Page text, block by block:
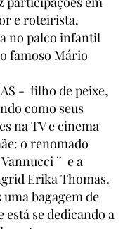
e roteirista,
no palco infantil
famoso Mário
-  filho de peixe,
como seus
na TV e cinema
o renomado
¨  e a
Erika Thomas,
bagagem de
se dedicando a